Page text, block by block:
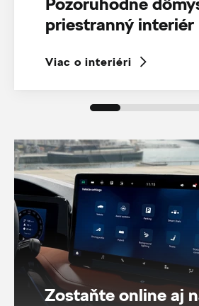
priestranný interiér
Viac o interiéri
Zostaňte online aj